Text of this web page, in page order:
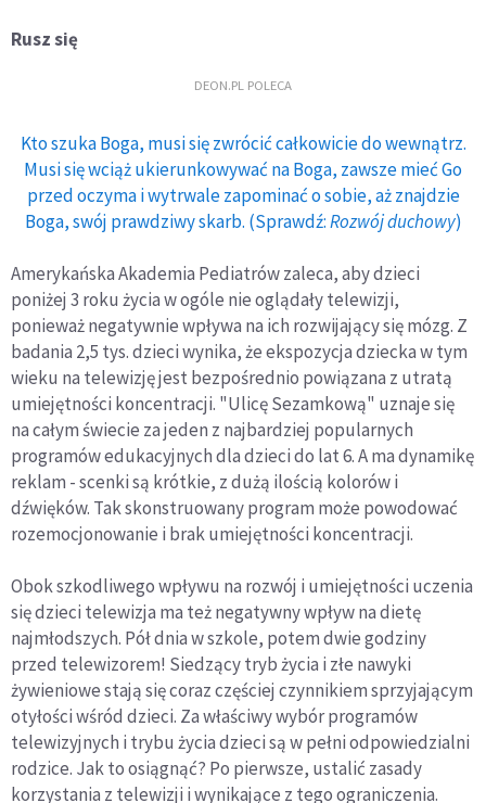
Rusz się
DEON.PL POLECA
Kto szuka Boga, musi się zwrócić całkowicie do wewnątrz.
Musi się wciąż ukierunkowywać na Boga, zawsze mieć Go
przed oczyma i wytrwale zapominać o sobie, aż znajdzie
Boga, swój prawdziwy skarb. (Sprawdź:Rozwój duchowy)
Amerykańska Akademia Pediatrów zaleca, aby dzieci
poniżej 3 roku życia w ogóle nie oglądały telewizji,
ponieważ negatywnie wpływa na ich rozwijający się mózg. Z
badania 2,5 tys. dzieci wynika, że ekspozycja dziecka w tym
wieku na telewizję jest bezpośrednio powiązana z utratą
umiejętności koncentracji. "Ulicę Sezamkową" uznaje się
na całym świecie za jeden z najbardziej popularnych
programów edukacyjnych dla dzieci do lat 6. A ma dynamikę
reklam - scenki są krótkie, z dużą ilością kolorów i
dźwięków. Tak skonstruowany program może powodować
rozemocjonowanie i brak umiejętności koncentracji.
Obok szkodliwego wpływu na rozwój i umiejętności uczenia
się dzieci telewizja ma też negatywny wpływ na dietę
najmłodszych. Pół dnia w szkole, potem dwie godziny
przed telewizorem! Siedzący tryb życia i złe nawyki
żywieniowe stają się coraz częściej czynnikiem sprzyjającym
otyłości wśród dzieci. Za właściwy wybór programów
telewizyjnych i trybu życia dzieci są w pełni odpowiedzialni
rodzice. Jak to osiągnąć? Po pierwsze, ustalić zasady
korzystania z telewizji i wynikające z tego ograniczenia.